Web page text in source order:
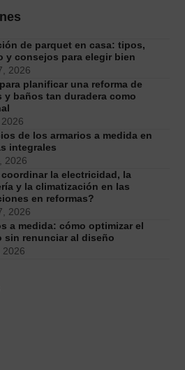
de parquet en casa: tipos,
y consejos para elegir bien
2026
planificar una reforma de
y baños tan duradera como
de los armarios a medida en
integrales
2026
coordinar la electricidad, la
y la climatización en las
en reformas?
2026
a medida: cómo optimizar el
sin renunciar al diseño
2026